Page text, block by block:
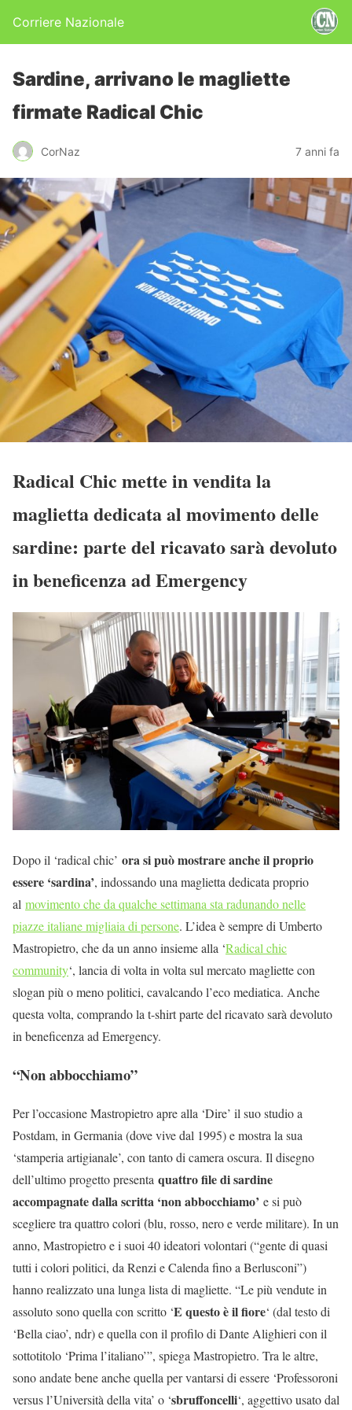
Corriere Nazionale
Sardine, arrivano le magliette
firmate Radical Chic
CorNaz 7 anni fa
Radical Chic mette in vendita la
maglietta dedicata al movimento delle
sardine: parte del ricavato sarà devoluto
in beneficenza ad Emergency
Dopo il ‘radical chic’ ora si può mostrare anche il proprio
essere ‘sardina’, indossando una maglietta dedicata proprio
al movimento che da qualche settimana sta radunando nelle
piazze italiane migliaia di persone. L’idea è sempre di Umberto
Mastropietro, che da un anno insieme alla ‘Radical chic
community‘, lancia di volta in volta sul mercato magliette con
slogan più o meno politici, cavalcando l’eco mediatica. Anche
questa volta, comprando la t-shirt parte del ricavato sarà devoluto
in beneficenza ad Emergency.
“Non abbocchiamo”
Per l’occasione Mastropietro apre alla ‘Dire’ il suo studio a
Postdam, in Germania (dove vive dal 1995) e mostra la sua
‘stamperia artigianale’, con tanto di camera oscura. Il disegno
dell’ultimo progetto presenta quattro file di sardine
accompagnate dalla scritta ‘non abbocchiamo’ e si può
scegliere tra quattro colori (blu, rosso, nero e verde militare). In un
anno, Mastropietro e i suoi 40 ideatori volontari (“gente di quasi
tutti i colori politici, da Renzi e Calenda fino a Berlusconi”)
hanno realizzato una lunga lista di magliette. “Le più vendute in
assoluto sono quella con scritto ‘E questo è il fiore‘ (dal testo di
‘Bella ciao’, ndr) e quella con il profilo di Dante Alighieri con il
sottotitolo ‘Prima l’italiano’”, spiega Mastropietro. Tra le altre,
sono andate bene anche quella per vantarsi di essere ‘Professoroni
versus l’Università della vita’ o ‘sbruffoncelli‘, aggettivo usato dal